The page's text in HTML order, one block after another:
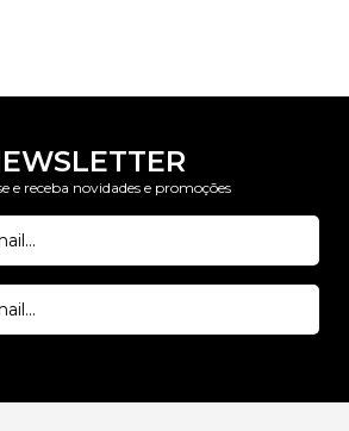
e receba novidades e promoções